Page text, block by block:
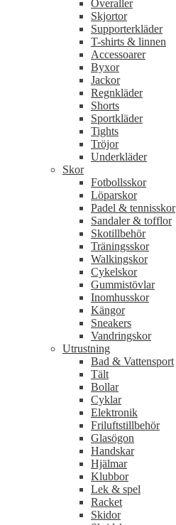
Overaller
Skjortor
Supporterkläder
T-shirts & linnen
Accessoarer
Byxor
Jackor
Regnkläder
Shorts
Sportkläder
Tights
Tröjor
Underkläder
Skor
Fotbollsskor
Löparskor
Padel & tennisskor
Sandaler & tofflor
Skotillbehör
Träningsskor
Walkingskor
Cykelskor
Gummistövlar
Inomhusskor
Kängor
Sneakers
Vandringskor
Utrustning
Bad & Vattensport
Tält
Bollar
Cyklar
Elektronik
Friluftstillbehör
Glasögon
Handskar
Hjälmar
Klubbor
Lek & spel
Racket
Skidor